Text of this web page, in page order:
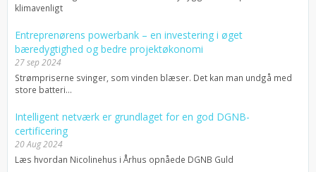
klimavenligt
Entreprenørens powerbank – en investering i øget
bæredygtighed og bedre projektøkonomi
27 sep 2024
Strømpriserne svinger, som vinden blæser. Det kan man undgå med
store batteri...
Intelligent netværk er grundlaget for en god DGNB-
certificering
20 Aug 2024
Læs hvordan Nicolinehus i Århus opnåede DGNB Guld